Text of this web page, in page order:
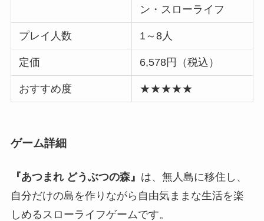
ン・スローライフ
プレイ人数 1～8人
定価 6,578円（税込）
おすすめ度 ★★★★★
ゲーム詳細
『あつまれ どうぶつの森』 は、無人島に移住し、
自分だけの島を作りながら自由気ままな生活を楽
しめるスローライフゲームです。